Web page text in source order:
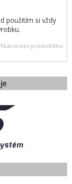
použitím si vždy
bez predošlého